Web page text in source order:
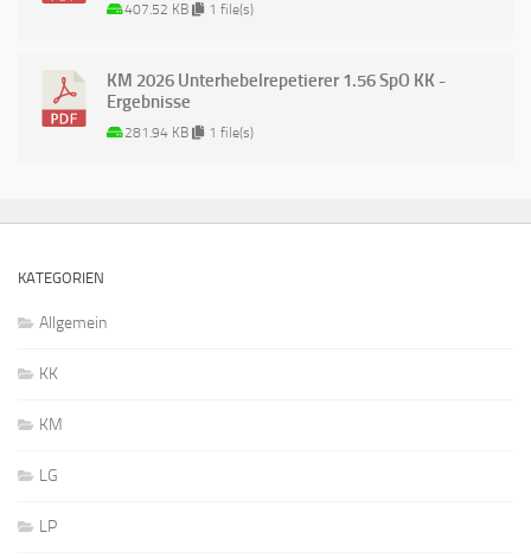
407.52 KB 1 file(s)
KM 2026 Unterhebelrepetierer 1.56 SpO KK -
Ergebnisse
281.94 KB 1 file(s)
KATEGORIEN
Allgemein
KK
KM
LG
LP